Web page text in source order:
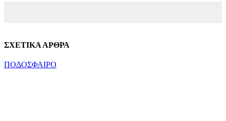
ΣΧΕΤΙΚΑ ΑΡΘΡΑ
ΠΟΔΟΣΦΑΙΡΟ